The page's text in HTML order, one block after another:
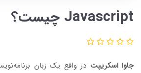
Javascript چیست؟
جاوا اسکریپت در واقع یک زبان